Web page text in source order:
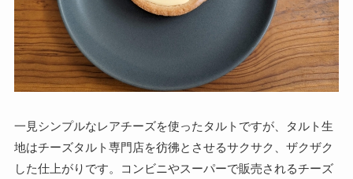
一見シンプルなレアチーズを使ったタルトですが、タルト生
地はチーズタルト専門店を彷彿とさせるサクサク、ザクザク
した仕上がりです。コンビニやスーパーで販売されるチーズ